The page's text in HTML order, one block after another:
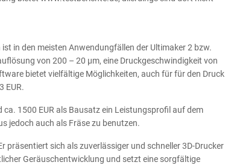
in den meisten Anwendungfällen der Ultimaker 2 bzw.
von 200 – 20 µm, eine Druckgeschwindigkeit von
bietet vielfältige Möglichkeiten, auch für für den Druck
EUR.
1500 EUR als Bausatz ein Leistungsprofil auf dem
jedoch auch als Fräse zu benutzen.
präsentiert sich als zuverlässiger und schneller 3D-Drucker
Geräuschentwicklung und setzt eine sorgfältige